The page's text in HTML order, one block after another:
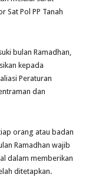
Sat Pol PP Tanah
bulan Ramadhan,
kepada
Peraturan
dan
orang atau badan
Ramadhan wajib
dalam memberikan
ditetapkan.